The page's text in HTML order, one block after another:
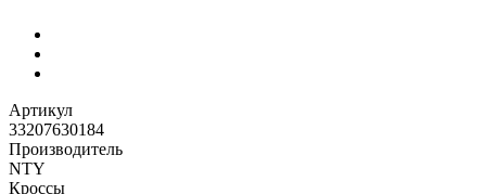
Артикул
33207630184
Производитель
NTY
Кроссы